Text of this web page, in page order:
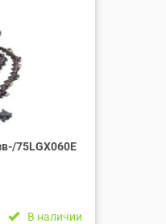
75LGХ060Е
В наличии